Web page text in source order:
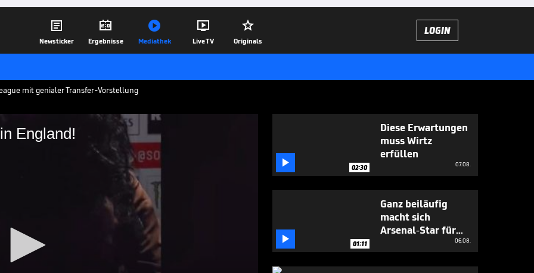

Newsticker

Ergebnisse

Mediathek

Live TV

Originals
LOGIN
mit genialer Transfer-Vorstellung
England!in England!
angedeutet, dass Aaron
könnte, jetzt ist es offiziell.
 02:30
Diese Erwartungen
muss Wirtz
erfüllen
07.08.
 01:11
Ganz beiläufig
macht sich
Arsenal-Star für
06.08.